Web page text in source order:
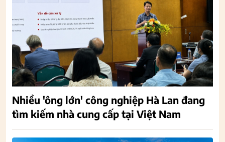
Nhiều 'ông lớn' công nghiệp Hà Lan đang
tìm kiếm nhà cung cấp tại Việt Nam